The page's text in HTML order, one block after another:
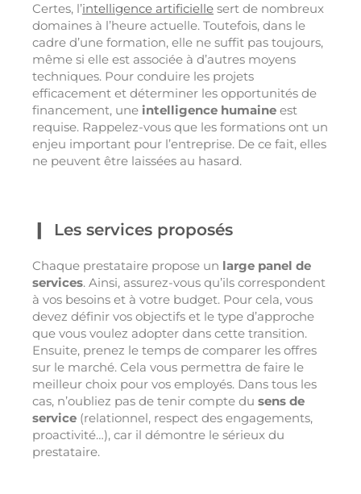
Certes, l’intelligence artificielle sert de nombreux
domaines à l’heure actuelle. Toutefois, dans le
cadre d’une formation, elle ne suffit pas toujours,
même si elle est associée à d’autres moyens
techniques. Pour conduire les projets
efficacement et déterminer les opportunités de
financement, une intelligence humaine est
requise. Rappelez-vous que les formations ont un
enjeu important pour l’entreprise. De ce fait, elles
ne peuvent être laissées au hasard.
Les services proposés
Chaque prestataire propose un large panel de
services. Ainsi, assurez-vous qu’ils correspondent
à vos besoins et à votre budget. Pour cela, vous
devez définir vos objectifs et le type d’approche
que vous voulez adopter dans cette transition.
Ensuite, prenez le temps de comparer les offres
sur le marché. Cela vous permettra de faire le
meilleur choix pour vos employés. Dans tous les
cas, n’oubliez pas de tenir compte du sens de
service (relationnel, respect des engagements,
proactivité…), car il démontre le sérieux du
prestataire.